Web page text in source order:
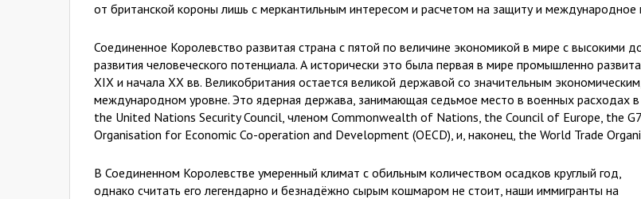
от британской короны лишь с меркантильным интересом и расчетом на защиту и международное
Соединенное Королевство развитая страна с пятой по величине экономикой в мире с высокими
развития человеческого потенциала. А исторически это была первая в мире промышленно
XIX и начала XX вв. Великобритания остается великой державой со значительным
международном уровне. Это ядерная держава, занимающая седьмое место в военных расходах
the United Nations Security Council, членом Commonwealth of Nations, the Council of Europe, the
Organisation for Economic Co-operation and Development (OECD), и, наконец, the World Trade
В Соединенном Королевстве умеренный климат с обильным количеством осадков круглый год,
однако считать его легендарно и безнадёжно сырым кошмаром не стоит, наши иммигранты на